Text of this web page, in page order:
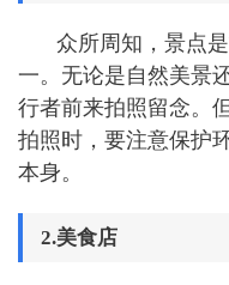
众所周知，景点
一。无论是自然美景
行者前来拍照留念。
拍照时，要注意保护
本身。
2.美食店